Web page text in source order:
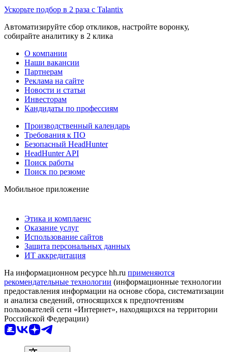
Ускорьте подбор в 2 раза с Talantix
Автоматизируйте сбор откликов, настройте воронку,
собирайте аналитику в 2 клика
О компании
Наши вакансии
Партнерам
Реклама на сайте
Новости и статьи
Инвесторам
Кандидаты по профессиям
Производственный календарь
Требования к ПО
Безопасный HeadHunter
HeadHunter API
Поиск работы
Поиск по резюме
Мобильное приложение
Этика и комплаенс
Оказание услуг
Использование сайтов
Защита персональных данных
ИТ аккредитация
На информационном ресурсе hh.ru применяются
рекомендательные технологии (информационные технологии
предоставления информации на основе сбора, систематизации
и анализа сведений, относящихся к предпочтениям
пользователей сети «Интернет», находящихся на территории
Российской Федерации)